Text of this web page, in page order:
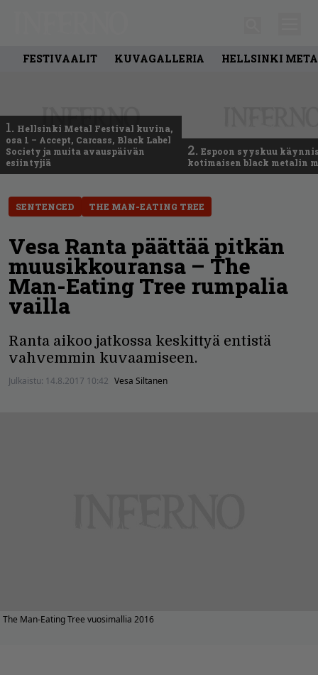
FESTIVAALIT KUVAGALLERIA HELLSINKI
1. Hellsinki Metal Festival kuvina,
osa 1 – Accept, Carcass, Black Label
Society ja muita avauspäivän
esiintyjiä
2. Espoon syyskuu
kotimaisen black metalin
SENTENCED THE MAN-EATING TREE
Vesa Ranta päättää pitkän
muusikkouransa – The
Man-Eating Tree rumpalia
vailla
Ranta aikoo jatkossa keskittyä entistä
vahvemmin kuvaamiseen.
Julkaistu: 14.8.2017 10:42 Vesa Siltanen
The Man-Eating Tree vuosimallia 2016